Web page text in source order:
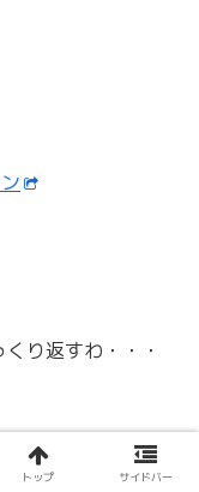
十字街）
ですが
トップ サイドバー